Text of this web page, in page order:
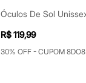
R$ 119,99
30% OFF - CUPOM 8DO8